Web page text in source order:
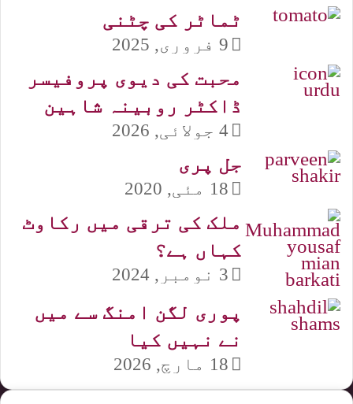
ٹماٹر کی چٹنی
9 فروری, 2025
محبت کی دیوی پروفیسر
ڈاکٹر روبینہ شاہین
4 جولائی, 2026
جل پری
18 مئی, 2020
ملک کی ترقی میں رکاوٹ
کہاں ہے؟
3 نومبر, 2024
پوری لگن امنگ سے میں
نے نہیں کیا
18 مارچ, 2026